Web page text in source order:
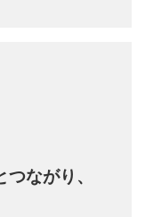
ながり、